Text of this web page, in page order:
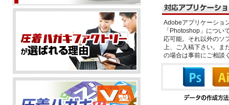
Adobeアプリケーショ
「Photoshop」につい
応可能。それ以外のソ
上、ご入稿下さい。ま
の場合は事前にご相談